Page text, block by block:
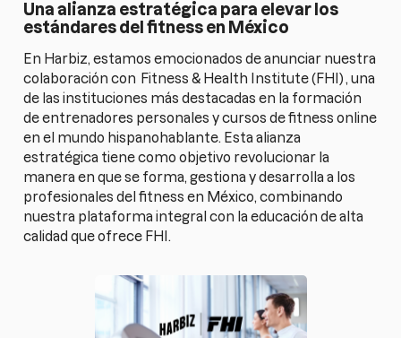
Una alianza estratégica para elevar los
estándares del fitness en México
En Harbiz, estamos emocionados de anunciar nuestra
colaboración con Fitness & Health Institute (FHI), una
de las instituciones más destacadas en la formación
de entrenadores personales y cursos de fitness online
en el mundo hispanohablante. Esta alianza
estratégica tiene como objetivo revolucionar la
manera en que se forma, gestiona y desarrolla a los
profesionales del fitness en México, combinando
nuestra plataforma integral con la educación de alta
calidad que ofrece FHI.